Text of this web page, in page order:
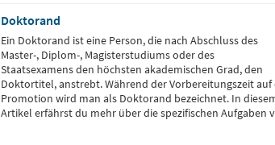
Doktorand
Ein Doktorand ist eine Person, die nach Abschluss des
Master-, Diplom-, Magisterstudiums oder des
Staatsexamens den höchsten akademischen Grad, den
Doktortitel, anstrebt. Während der Vorbereitungszeit auf
Promotion wird man als Doktorand bezeichnet. In
Artikel erfährst du mehr über die spezifischen Aufgaben